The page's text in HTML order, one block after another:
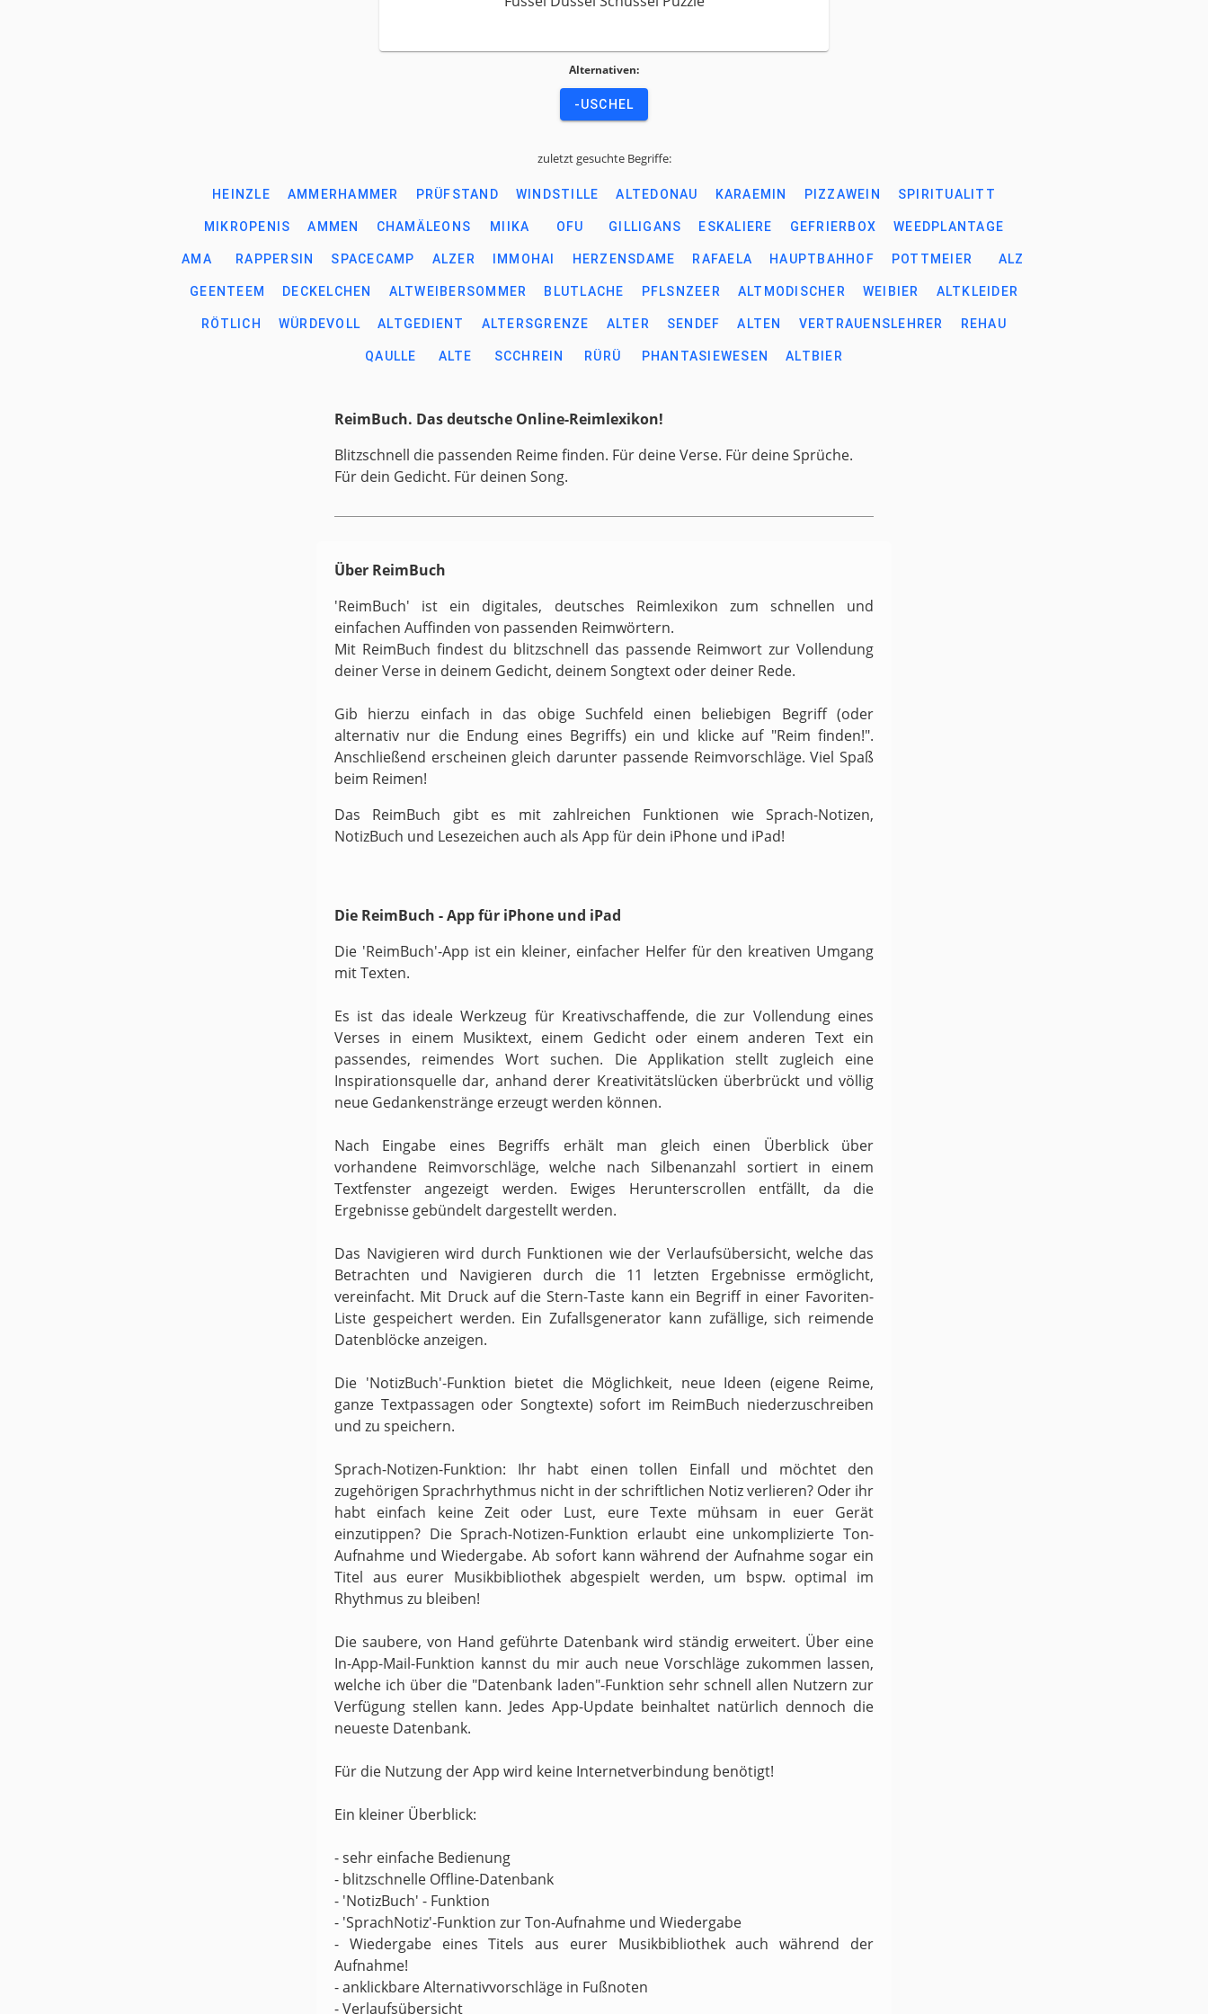
Alternativen:
-USCHEL
zuletzt gesuchte Begriffe:
HEINZLE AMMERHAMMER PRÜFSTAND WINDSTILLE ALTEDONAU KARAEMIN PIZZAWEIN SPIRITUALITT
MIKROPENIS AMMEN CHAMÄLEONS MIIKA OFU GILLIGANS ESKALIERE GEFRIERBOX WEEDPLANTAGE
AMA RAPPERSIN SPACECAMP ALZER IMMOHAI HERZENSDAME RAFAELA HAUPTBAHHOF POTTMEIER ALZ
GEENTEEM DECKELCHEN ALTWEIBERSOMMER BLUTLACHE PFLSNZEER ALTMODISCHER WEIBIER ALTKLEIDER
RÖTLICH WÜRDEVOLL ALTGEDIENT ALTERSGRENZE ALTER SENDEF ALTEN VERTRAUENSLEHRER REHAU
QAULLE ALTE SCCHREIN RÜRÜ PHANTASIEWESEN ALTBIER
ReimBuch. Das deutsche Online-Reimlexikon!
Blitzschnell die passenden Reime finden. Für deine Verse. Für deine Sprüche.
Für dein Gedicht. Für deinen Song.
Über ReimBuch
'ReimBuch' ist ein digitales, deutsches Reimlexikon zum schnellen und
einfachen Auffinden von passenden Reimwörtern.
Mit ReimBuch findest du blitzschnell das passende Reimwort zur Vollendung
deiner Verse in deinem Gedicht, deinem Songtext oder deiner Rede.
Gib hierzu einfach in das obige Suchfeld einen beliebigen Begriff (oder
alternativ nur die Endung eines Begriffs) ein und klicke auf "Reim finden!".
Anschließend erscheinen gleich darunter passende Reimvorschläge. Viel Spaß
beim Reimen!
Das ReimBuch gibt es mit zahlreichen Funktionen wie Sprach-Notizen,
NotizBuch und Lesezeichen auch als App für dein iPhone und iPad!
Die ReimBuch - App für iPhone und iPad
Die 'ReimBuch'-App ist ein kleiner, einfacher Helfer für den kreativen Umgang
mit Texten.
Es ist das ideale Werkzeug für Kreativschaffende, die zur Vollendung eines
Verses in einem Musiktext, einem Gedicht oder einem anderen Text ein
passendes, reimendes Wort suchen. Die Applikation stellt zugleich eine
Inspirationsquelle dar, anhand derer Kreativitätslücken überbrückt und völlig
neue Gedankenstränge erzeugt werden können.
Nach Eingabe eines Begriffs erhält man gleich einen Überblick über
vorhandene Reimvorschläge, welche nach Silbenanzahl sortiert in einem
Textfenster angezeigt werden. Ewiges Herunterscrollen entfällt, da die
Ergebnisse gebündelt dargestellt werden.
Das Navigieren wird durch Funktionen wie der Verlaufsübersicht, welche das
Betrachten und Navigieren durch die 11 letzten Ergebnisse ermöglicht,
vereinfacht. Mit Druck auf die Stern-Taste kann ein Begriff in einer Favoriten-
Liste gespeichert werden. Ein Zufallsgenerator kann zufällige, sich reimende
Datenblöcke anzeigen.
Die 'NotizBuch'-Funktion bietet die Möglichkeit, neue Ideen (eigene Reime,
ganze Textpassagen oder Songtexte) sofort im ReimBuch niederzuschreiben
und zu speichern.
Sprach-Notizen-Funktion: Ihr habt einen tollen Einfall und möchtet den
zugehörigen Sprachrhythmus nicht in der schriftlichen Notiz verlieren? Oder ihr
habt einfach keine Zeit oder Lust, eure Texte mühsam in euer Gerät
einzutippen? Die Sprach-Notizen-Funktion erlaubt eine unkomplizierte Ton-
Aufnahme und Wiedergabe. Ab sofort kann während der Aufnahme sogar ein
Titel aus eurer Musikbibliothek abgespielt werden, um bspw. optimal im
Rhythmus zu bleiben!
Die saubere, von Hand geführte Datenbank wird ständig erweitert. Über eine
In-App-Mail-Funktion kannst du mir auch neue Vorschläge zukommen lassen,
welche ich über die "Datenbank laden"-Funktion sehr schnell allen Nutzern zur
Verfügung stellen kann. Jedes App-Update beinhaltet natürlich dennoch die
neueste Datenbank.
Für die Nutzung der App wird keine Internetverbindung benötigt!
Ein kleiner Überblick:
- sehr einfache Bedienung
- blitzschnelle Offline-Datenbank
- 'NotizBuch' - Funktion
- 'SprachNotiz'-Funktion zur Ton-Aufnahme und Wiedergabe
- Wiedergabe eines Titels aus eurer Musikbibliothek auch während der
Aufnahme!
- anklickbare Alternativvorschläge in Fußnoten
- Verlaufsübersicht